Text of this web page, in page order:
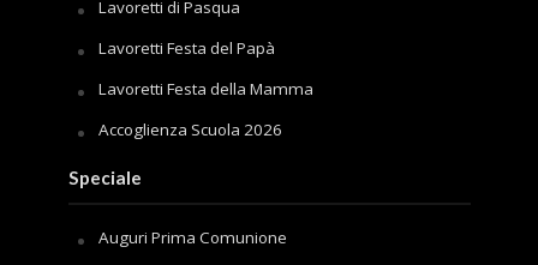
Lavoretti di Pasqua
Lavoretti Festa del Papà
Lavoretti Festa della Mamma
Accoglienza Scuola 2026
Speciale
Auguri Prima Comunione